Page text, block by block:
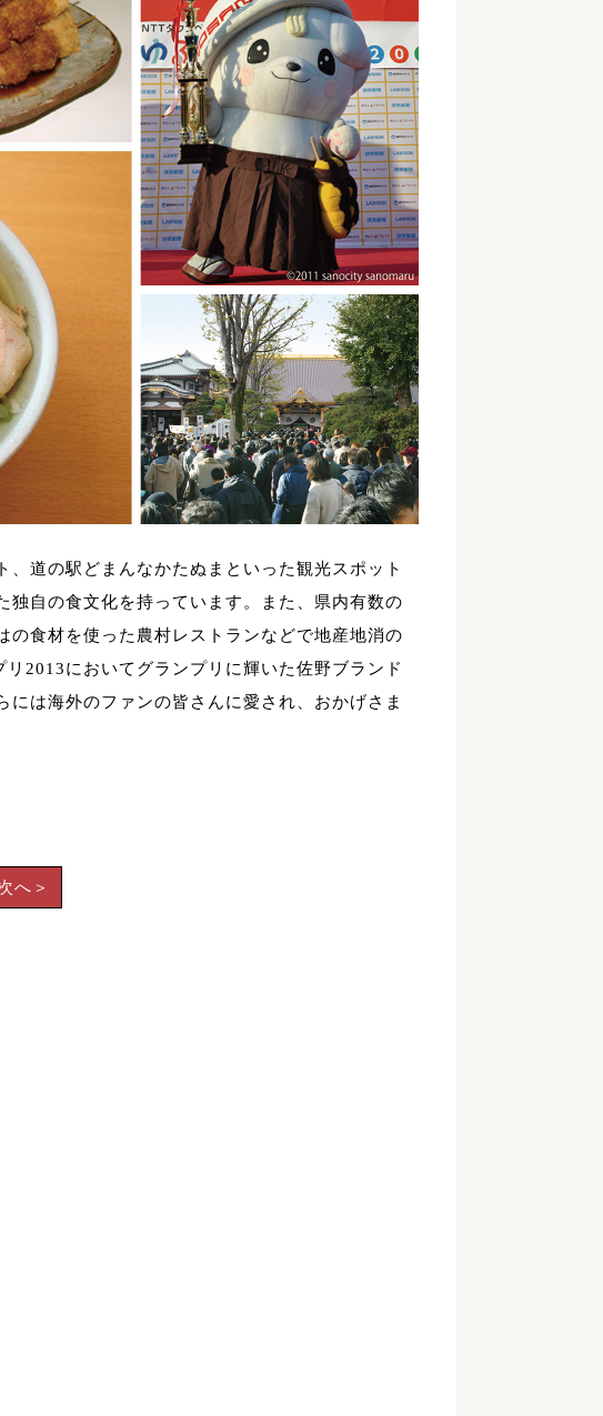
道の駅どまんなかたぬまといった観光スポット
独自の食文化を持っています。また、県内有数の
食材を使った農村レストランなどで地産地消の
2013においてグランプリに輝いた佐野ブランド
は海外のファンの皆さんに愛され、おかげさま
へ＞